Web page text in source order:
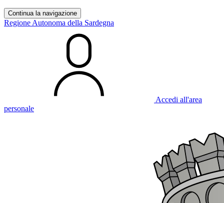
Continua la navigazione
Regione Autonoma della Sardegna
Accedi all'area
personale